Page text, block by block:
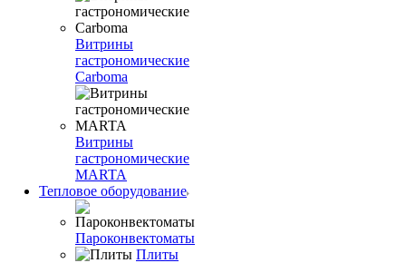
Витрины
гастрономические
Carboma
Витрины
гастрономические
MARTA
Тепловое оборудование
Пароконвектоматы
Плиты